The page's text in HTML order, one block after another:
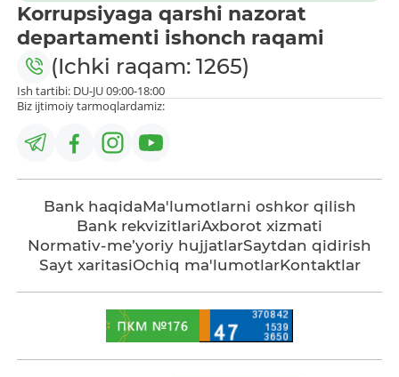
Korrupsiyaga qarshi nazorat
departamenti ishonch raqami
(Ichki raqam: 1265)
Ish tartibi: DU-JU 09:00-18:00
Biz ijtimoiy tarmoqlardamiz:
Bank haqidaMa'lumotlarni oshkor qilish
Bank rekvizitlariAxborot xizmati
Normativ-me’yoriy hujjatlarSaytdan qidirish
Sayt xaritasiOchiq ma'lumotlarKontaktlar